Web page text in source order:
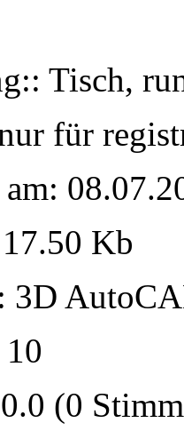
Tisch,
für
Kb
3D
(0